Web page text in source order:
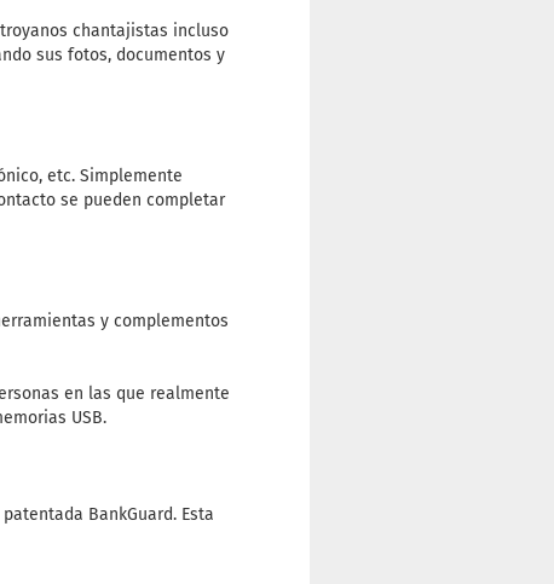
chantajistas incluso
sus fotos, documentos y
etc. Simplemente
se pueden completar
y complementos
en las que realmente
USB.
BankGuard. Esta